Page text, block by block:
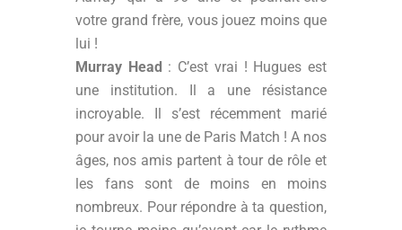
votre grand frère, vous jouez moins que
lui !
Murray Head : C’est vrai ! Hugues est
une institution. Il a une résistance
incroyable. Il s’est récemment marié
pour avoir la une de Paris Match ! A nos
âges, nos amis partent à tour de rôle et
les fans sont de moins en moins
nombreux. Pour répondre à ta question,